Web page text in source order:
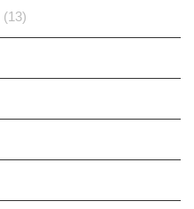
(13)